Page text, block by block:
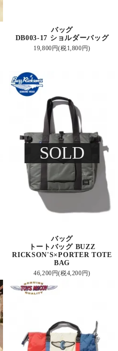
バッグ
DB003-17 ショルダーバッグ
19,800円(税1,800円)
SOLD
バッグ
トートバッグ BUZZ
RICKSON'S×PORTER TOTE
BAG
46,200円(税4,200円)